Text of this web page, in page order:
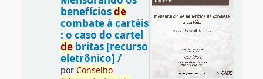
benefíciosde
combate à cartéis
: o caso do cartel
debritas [recurso
eletrônico] /
porConselho